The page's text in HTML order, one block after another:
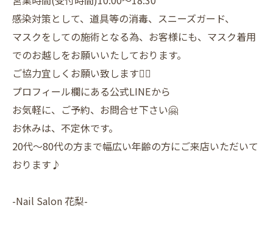
感染対策として、道具等の消毒、スニーズガード、
マスクをしての施術となる為、お客様にも、マスク着用
でのお越しをお願いいたしております。
ご協力宜しくお願い致します🙇‍♀️
プロフィール欄にある公式LINEから
お気軽に、ご予約、お問合せ下さい🤗
お休みは、不定休です。
20代〜80代の方まで幅広い年齢の方にご来店いただいて
おります♪
-Nail Salon 花梨-